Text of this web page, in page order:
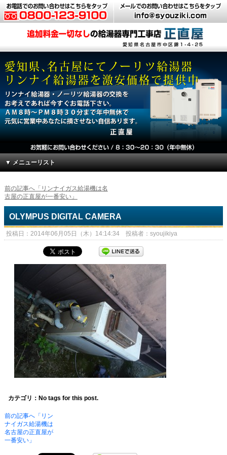
▼ メニューリスト
前の記事へ「リンナイガス給湯機は名
古屋の正直屋が一番安い」
OLYMPUS DIGITAL CAMERA
投稿日：2014年06月05日（木）14:14:34 投稿者：syoujikiya
カテゴリ：No tags for this post.
前の記事へ「リン
ナイガス給湯機は
名古屋の正直屋が
一番安い」